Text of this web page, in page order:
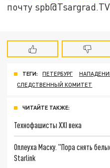
почту spb@Tsargrad.TV
ТЕГИ: ПЕТЕРБУРГ
СЛЕДСТВЕННЫЙ КОМИТЕТ
ЧИТАЙТЕ ТАКЖЕ:
Технофашисты XXI века
Оплеуха Маску. "Пора снять
Starlink